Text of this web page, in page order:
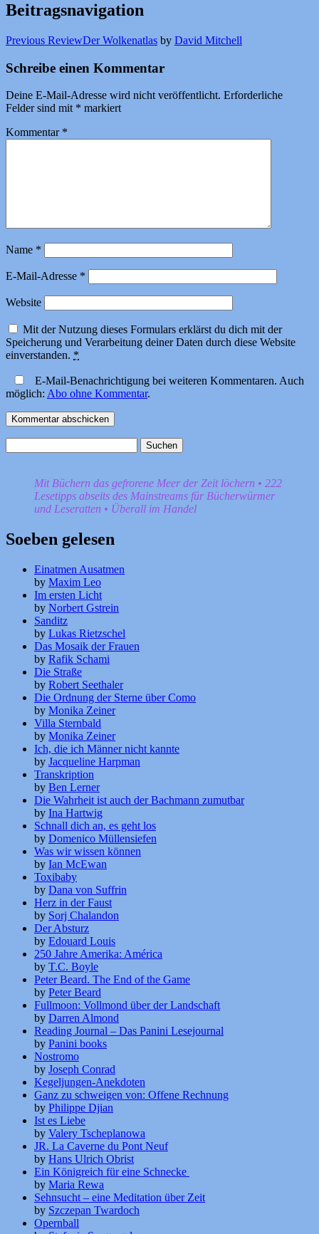
Beitragsnavigation
Previous ReviewDer Wolkenatlas by David Mitchell
Schreibe einen Kommentar
Deine E-Mail-Adresse wird nicht veröffentlicht. Erforderliche
Felder sind mit * markiert
Kommentar *
Name *
E-Mail-Adresse *
Website
Mit der Nutzung dieses Formulars erklärst du dich mit der
Speicherung und Verarbeitung deiner Daten durch diese Website
einverstanden. *
E-Mail-Benachrichtigung bei weiteren Kommentaren. Auch
möglich: Abo ohne Kommentar.
nach:
Mit Büchern das gefrorene Meer der Zeit löchern • 222
Lesetipps abseits des Mainstreams für Bücherwürmer
und Leseratten • Überall im Handel
Soeben gelesen
Einatmen Ausatmen
by Maxim Leo
Im ersten Licht
by Norbert Gstrein
Sanditz
by Lukas Rietzschel
Das Mosaik der Frauen
by Rafik Schami
Die Straße
by Robert Seethaler
Die Ordnung der Sterne über Como
by Monika Zeiner
Villa Sternbald
by Monika Zeiner
Ich, die ich Männer nicht kannte
by Jacqueline Harpman
Transkription
by Ben Lerner
Die Wahrheit ist auch der Bachmann zumutbar
by Ina Hartwig
Schnall dich an, es geht los
by Domenico Müllensiefen
Was wir wissen können
by Ian McEwan
Toxibaby
by Dana von Suffrin
Herz in der Faust
by Sorj Chalandon
Der Absturz
by Edouard Louis
250 Jahre Amerika: América
by T.C. Boyle
Peter Beard. The End of the Game
by Peter Beard
Fullmoon: Vollmond über der Landschaft
by Darren Almond
Reading Journal – Das Panini Lesejournal
by Panini books
Nostromo
by Joseph Conrad
Kegeljungen-Anekdoten
Ganz zu schweigen von: Offene Rechnung
by Philippe Djian
Ist es Liebe
by Valery Tscheplanowa
JR. La Caverne du Pont Neuf
by Hans Ulrich Obrist
Ein Königreich für eine Schnecke
by Maria Rewa
Sehnsucht – eine Meditation über Zeit
by Szczepan Twardoch
Opernball